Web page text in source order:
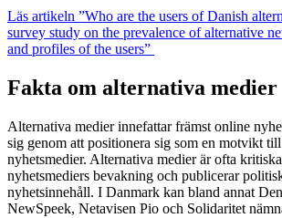
Läs artikeln ”Who are the users of Danish
survey study on the prevalence of alternative
and profiles of the users”
Fakta om alternativa medier
Alternativa medier innefattar främst online
sig genom att positionera sig som en motvikt
nyhetsmedier. Alternativa medier är ofta
nyhetsmediers bevakning och publicerar
nyhetsinnehåll. I Danmark kan bland annat
NewSpeek, Netavisen Pio och Solidaritet